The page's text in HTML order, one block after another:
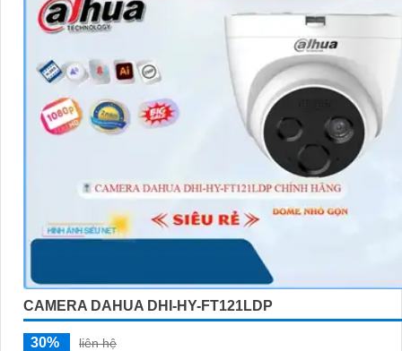
CAMERA DAHUA DHI-HY-FT121LDP
30%
liên hệ